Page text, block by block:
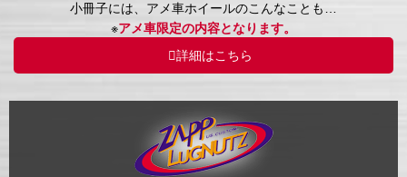
小冊子には、アメ車ホイールのこんなことも…
※アメ車限定の内容となります。
詳細はこちら